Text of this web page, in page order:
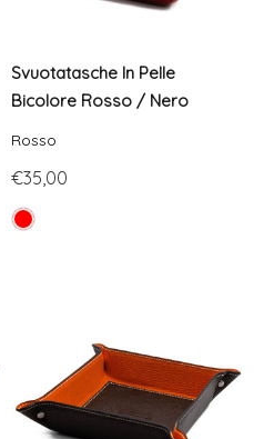
Svuotatasche In Pelle
Bicolore Rosso / Nero
Rosso
€35,00